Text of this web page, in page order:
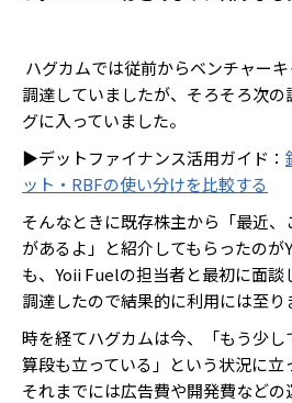
ハグカムでは従前からベンチャー
調達していましたが、そろそろ次
グに入っていました。
▶デットファイナンス活用ガイド：
ット・RBFの使い分けを比較する
そんなときに既存株主から「最近
があるよ」と紹介してもらったのが
も、Yoii Fuelの担当者と最初に面談
調達したので結果的に利用には至り
時を経てハグカムは今、「もう少
算段も立っている」という状況に立
それまでには広告費や開発費など